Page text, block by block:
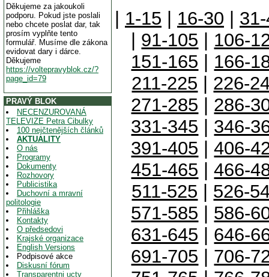
Děkujeme za jakoukoli
podporu. Pokud jste poslali
nebo chcete poslat dar, tak
prosím vyplňte tento
formulář. Musíme dle zákona
evidovat dary i dárce.
Děkujeme
https://voltepravyblok.cz/?
page_id=79
PRAVÝ BLOK
NECENZUROVANÁ
TELEVIZE Petra Cibulky
100 nejčtenějších článků
AKTUALITY
O nás
Programy
Dokumenty
Rozhovory
Publicistika
Duchovní a mravní
politologie
Přihláška
Kontakty
O předsedovi
Krajské organizace
English Versions
Podpisové akce
Diskusní fórum
Transparentni ucty
1-15 16-30
91-105
106-
151-165
166-
211-225
226-
271-285
286-
331-345
346-
391-405 |406-
451-465 |466-
511-525
526-
571-585
586-
631-645
646-
691-705
706-